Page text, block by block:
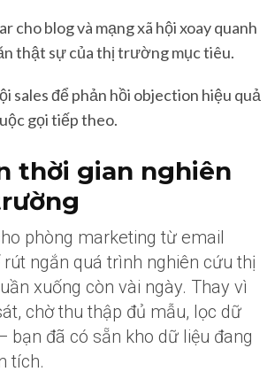
cho blog và mạng xã hội xoay quanh
thật sự của thị trường mục tiêu.
sales để phản hồi objection hiệu quả
gọi tiếp theo.
thời gian nghiên
phòng marketing từ email
ngắn quá trình nghiên cứu thị
xuống còn vài ngày. Thay vì
chờ thu thập đủ mẫu, lọc dữ
bạn đã có sẵn kho dữ liệu đang
tích.